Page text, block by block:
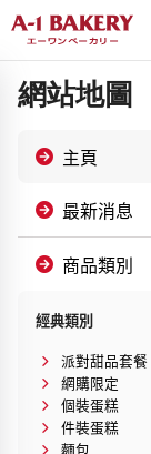
網站地圖
主頁
最新消息
商品類別
經典類別
派對甜品套餐
網購限定
個裝蛋糕
件裝蛋糕
麵包